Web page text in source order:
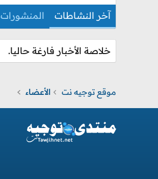
آخر النشاطات المنشورات
خلاصة الأخبار فارغة حاليا.
موقع توجيه نت الأعضاء